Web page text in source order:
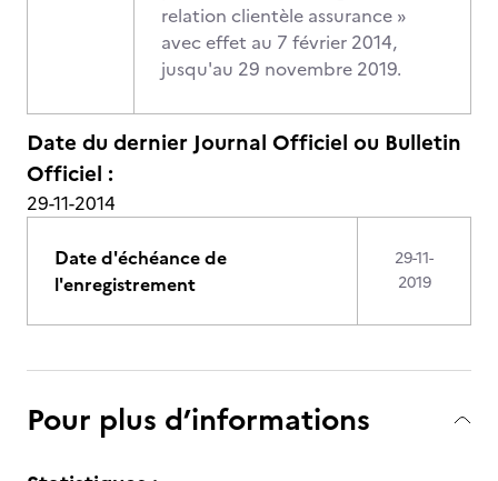
relation clientèle assurance »
avec effet au 7 février 2014,
jusqu'au 29 novembre 2019.
Date du dernier Journal Officiel ou Bulletin
Officiel :
29-11-2014
Date d'échéance de
l'enregistrement
29-11-
2019
Pour plus d’informations